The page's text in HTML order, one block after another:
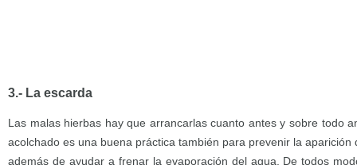
3.- La escarda
Las malas hierbas hay que arrancarlas cuanto antes y sobre todo
acolchado es una buena práctica también para prevenir la aparición
además de ayudar a frenar la evaporación del agua. De todos